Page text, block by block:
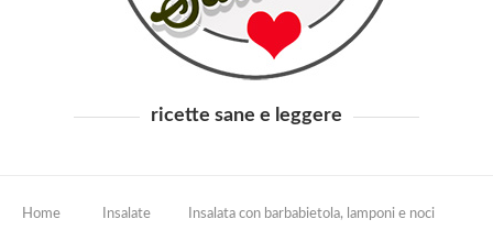
ricette sane e leggere
Home Insalate Insalata con barbabietola, lamponi e noci